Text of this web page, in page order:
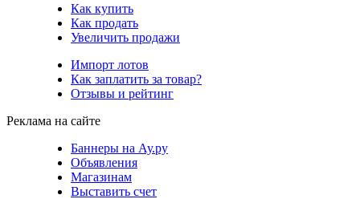
Как купить
Как продать
Увеличить продажи
Импорт лотов
Как заплатить за товар?
Отзывы и рейтинг
Реклама на сайте
Баннеры на Ау.ру
Объявления
Магазинам
Выставить счет